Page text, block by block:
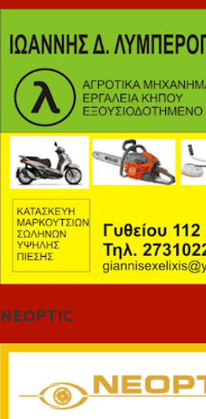
NEOPTIC